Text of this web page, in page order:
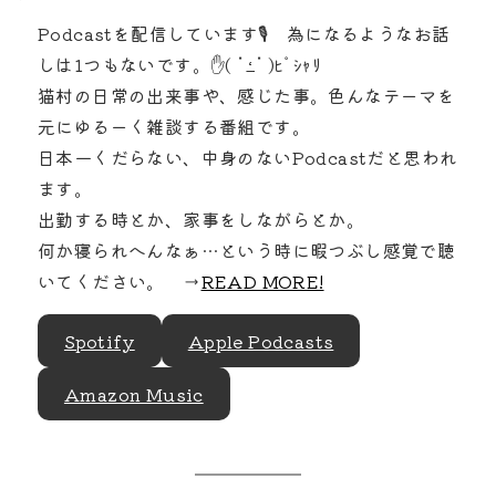
Podcastを配信しています🎙️ 為になるようなお話
しは1つもないです。✋( ॱߑॱ )ﾋﾟｼｬﾘ
猫村の日常の出来事や、感じた事。色んなテーマを
元にゆるーく雑談する番組です。
日本一くだらない、中身のないPodcastだと思われ
ます。
出勤する時とか、家事をしながらとか。
何か寝られへんなぁ…という時に暇つぶし感覚で聴
いてください。 →READ MORE!
Spotify
Apple Podcasts
Amazon Music